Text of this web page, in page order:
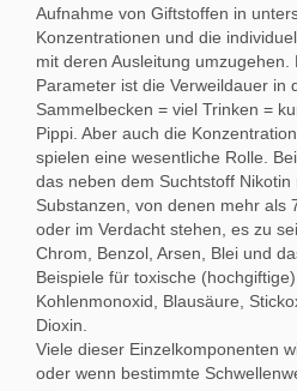
Aufnahme von Giftstoffen in
Konzentrationen und die
mit deren Ausleitung
Parameter ist die Verweildauer in
Sammelbecken = viel Trinken =
Pippi. Aber auch die
spielen eine wesentliche Rolle.
das neben dem Suchtstoff
Substanzen, von denen mehr als
oder im Verdacht stehen, es zu
Chrom, Benzol, Arsen, Blei und
Beispiele für toxische
Kohlenmonoxid, Blausäure,
Dioxin.
Viele dieser Einzelkomponenten
oder wenn bestimmte